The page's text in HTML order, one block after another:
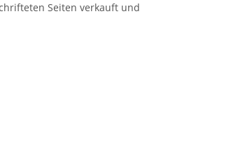
Seiten verkauft und